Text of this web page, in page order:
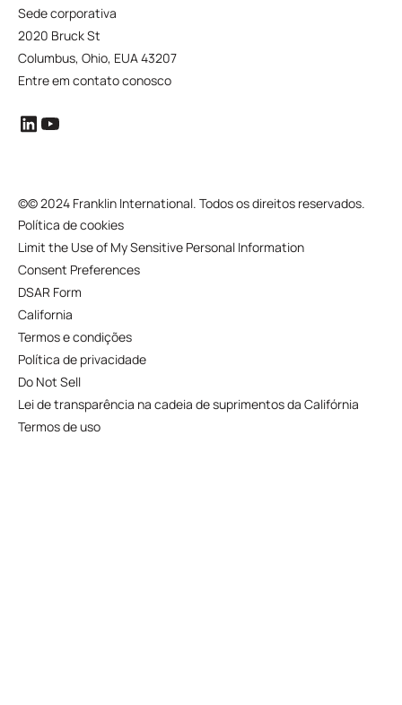
Sede corporativa
2020 Bruck St
Columbus, Ohio, EUA 43207
Entre em contato conosco
©© 2024 Franklin International. Todos os direitos reservados.
Política de cookies
Limit the Use of My Sensitive Personal Information
Consent Preferences
DSAR Form
California
Termos e condições
Política de privacidade
Do Not Sell
Lei de transparência na cadeia de suprimentos da Califórnia
Termos de uso